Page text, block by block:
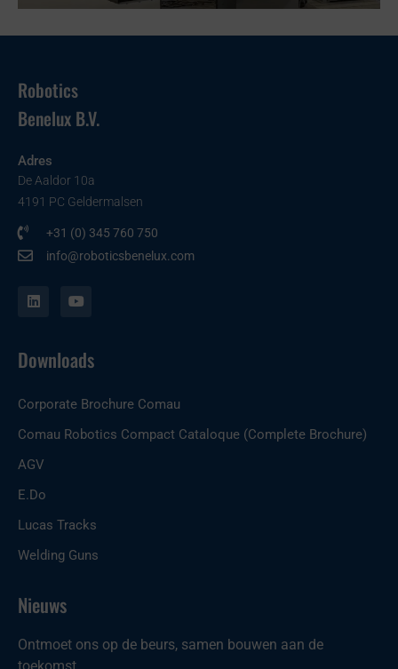
Robotics
Benelux B.V.
Adres
De Aaldor 10a
4191 PC Geldermalsen
+31 (0) 345 760 750
info@roboticsbenelux.com
i
d
o
b
Downloads
Corporate Brochure Comau
Comau Robotics Compact Cataloque (Complete Brochure)
AGV
E.Do
Lucas Tracks
Welding Guns
Nieuws
Ontmoet ons op de beurs, samen bouwen aan de